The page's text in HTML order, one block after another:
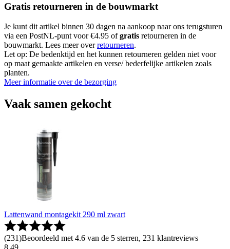
Gratis retourneren in de bouwmarkt
Je kunt dit artikel binnen 30 dagen na aankoop naar ons terugsturen
via een PostNL-punt voor €4.95 ofgratis retourneren in de
bouwmarkt. Lees meer overretourneren.
Let op: De bedenktijd en het kunnen retourneren gelden niet voor
op maat gemaakte artikelen en verse/ bederfelijke artikelen zoals
planten.
Meer informatie over de bezorging
Vaak samen gekocht
Lattenwand montagekit 290 ml zwart
(231)Beoordeeld met 4.6 van de 5 sterren, 231 klantreviews